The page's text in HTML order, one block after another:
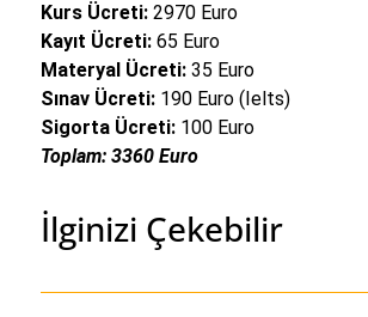
Kurs Ücreti: 2970 Euro
Kayıt Ücreti: 65 Euro
Materyal Ücreti: 35 Euro
Sınav Ücreti: 190 Euro (Ielts)
Sigorta Ücreti: 100 Euro
Toplam: 3360 Euro
İlginizi Çekebilir